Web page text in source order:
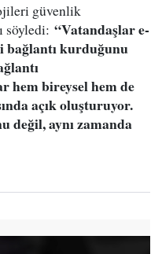
güvenlik
söyledi: “Vatandaşlar e-
bağlantı kurduğunu
hem bireysel hem de
açık oluşturuyor.
değil, aynı zamanda